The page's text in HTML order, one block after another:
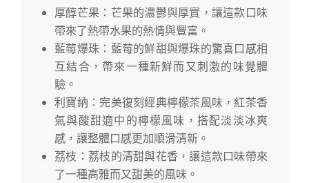
厚醇芒果：芒果的濃鬱與厚實，讓這款口味
帶來了熱帶水果的熱情與豐富。
藍莓爆珠：藍莓的鮮甜與爆珠的驚喜口感相
互結合，帶來一種新鮮而又刺激的味覺體
驗。
利寶納：完美復刻經典檸檬茶風味，紅茶香
氣與酸甜適中的檸檬風味，搭配淡淡冰爽
感，讓整體口感更加順滑清新。
荔枝：荔枝的清甜與花香，讓這款口味帶來
了一種高雅而又甜美的風味。